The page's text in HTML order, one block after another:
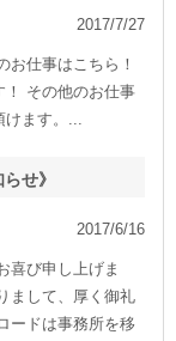
2017/7/27
お仕事はこちら！
！ その他のお仕事
けます。...
せ》
2017/6/16
喜び申し上げま
まして、厚く御礼
ードは事務所を移